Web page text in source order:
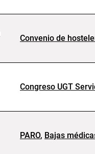
Convenio de
Congreso UGT
PARO, Bajas